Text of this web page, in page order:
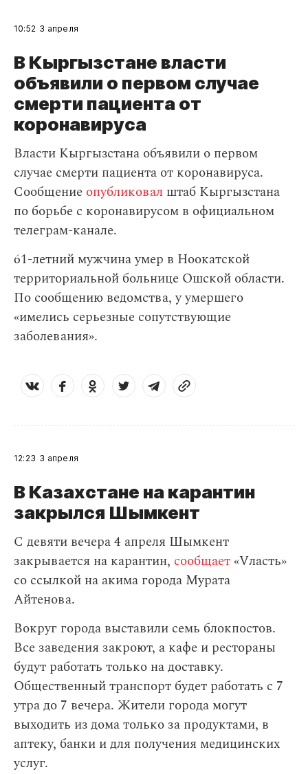
10:52 3 апреля
В Кыргызстане власти
объявили о первом случае
смерти пациента от
коронавируса
Власти Кыргызстана объявили о первом
случае смерти пациента от коронавируса.
Сообщение опубликовал штаб Кыргызстана
по борьбе с коронавирусом в официальном
телеграм-канале.
61-летний мужчина умер в Ноокатской
территориальной больнице Ошской области.
По сообщению ведомства, у умершего
«имелись серьезные сопутствующие
заболевания».
12:23 3 апреля
В Казахстане на карантин
закрылся Шымкент
С девяти вечера 4 апреля Шымкент
закрывается на карантин, сообщает«Vласть»
со ссылкой на акима города Мурата
Айтенова.
Вокруг города выставили семь блокпостов.
Все заведения закроют, а кафе и рестораны
будут работать только на доставку.
Общественный транспорт будет работать с 7
утра до 7 вечера. Жители города могут
выходить из дома только за продуктами, в
аптеку, банки и для получения медицинских
услуг.